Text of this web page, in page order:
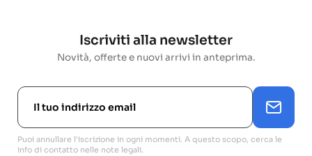
Iscriviti alla newsletter
Novità, offerte e nuovi arrivi in anteprima.
Puoi annullare l'iscrizione in ogni momenti. A questo scopo, cerca le
info di contatto nelle note legali.